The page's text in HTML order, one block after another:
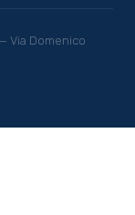
Via Domenico